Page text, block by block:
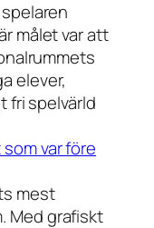
målet var att
elever,
fri spelvärld
var före
mest
Med grafiskt